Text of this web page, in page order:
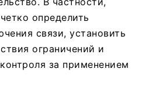
определить
связи, установить
ограничений и
за применением